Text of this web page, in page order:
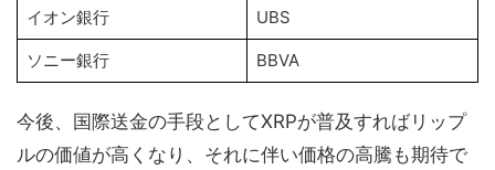
イオン銀行 UBS
ソニー銀行 BBVA
今後、国際送金の手段としてXRPが普及すればリップ
ルの価値が高くなり、それに伴い価格の高騰も期待で